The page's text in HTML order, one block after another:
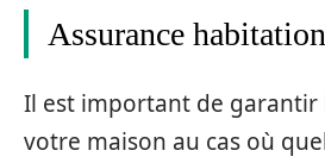
Assurance habitation
Il est important de garantir
votre maison au cas où